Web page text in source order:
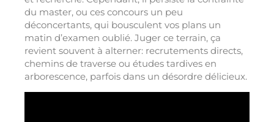
du master, ou ces concours un peu
déconcertants, qui bousculent vos plans un
matin d’examen oublié. Juger ce terrain, ça
revient souvent à alterner: recrutements directs,
chemins de traverse ou études tardives en
arborescence, parfois dans un désordre délicieux.